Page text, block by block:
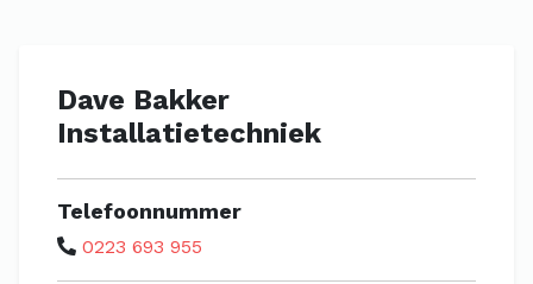
Dave Bakker
Installatietechniek
Telefoonnummer
0223 693 955